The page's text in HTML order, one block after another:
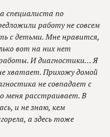
специалиста по
работу не совсем
с детьми. Мне нравится,
вот на них нет
И диагностики… Я
хватает. Прихожу домой
не совпадает с
меня расстраивает. В
и не знаю, кем
а здесь тоже